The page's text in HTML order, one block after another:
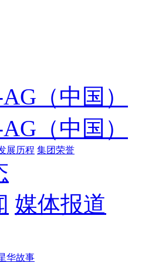
（中国）
（中国）
展历程 集团荣誉
媒体报道
华故事